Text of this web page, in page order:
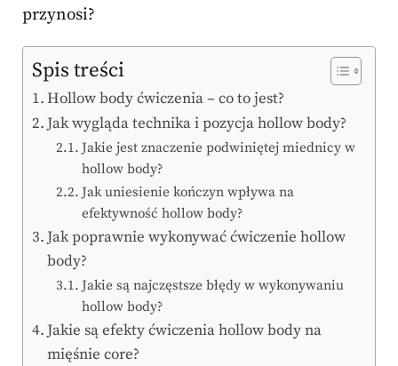
przynosi?
Spis treści
Hollow body ćwiczenia – co to jest?
Jak wygląda technika i pozycja hollow body?
Jakie jest znaczenie podwiniętej miednicy w
hollow body?
Jak uniesienie kończyn wpływa na
efektywność hollow body?
Jak poprawnie wykonywać ćwiczenie hollow
body?
Jakie są najczęstsze błędy w wykonywaniu
hollow body?
Jakie są efekty ćwiczenia hollow body na
mięśnie core?